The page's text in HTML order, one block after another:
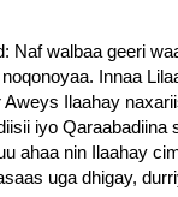
Naf walbaa geeri
Innaa
Ilaahay
iyo Qaraabadiina
ahaa nin Ilaahay
uga dhigay,